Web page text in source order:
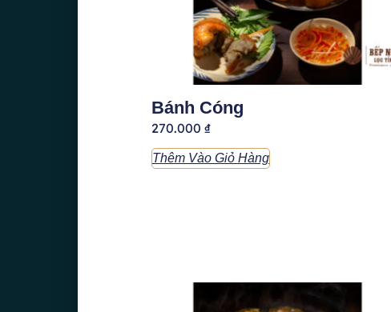
Bánh Cóng
270.000 ₫
Thêm Vào Giỏ Hàng